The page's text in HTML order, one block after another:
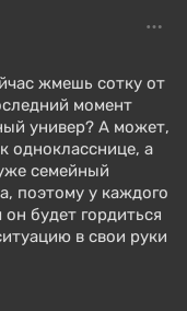
жмешь сотку от
момент
универ? А может,
однокласснице, а
семейный
поэтому у каждого
будет гордиться
в свои руки